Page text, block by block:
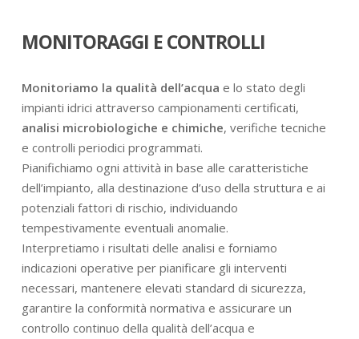
MONITORAGGI E CONTROLLI
Monitoriamo la qualità dell’acqua e lo stato degli
impianti idrici attraverso campionamenti certificati,
analisi microbiologiche e chimiche, verifiche tecniche
e controlli periodici programmati.
Pianifichiamo ogni attività in base alle caratteristiche
dell’impianto, alla destinazione d’uso della struttura e ai
potenziali fattori di rischio, individuando
tempestivamente eventuali anomalie.
Interpretiamo i risultati delle analisi e forniamo
indicazioni operative per pianificare gli interventi
necessari, mantenere elevati standard di sicurezza,
garantire la conformità normativa e assicurare un
controllo continuo della qualità dell’acqua e